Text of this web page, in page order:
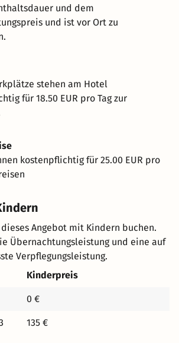
und dem
und ist vor Ort zu
stehen am Hotel
für 18.50 EUR pro Tag zur
kostenpflichtig für 25.00 EUR pro
Angebot mit Kindern buchen.
Übernachtungsleistung und eine auf
Verpflegungsleistung.
Kinderpreis
0 €
135 €